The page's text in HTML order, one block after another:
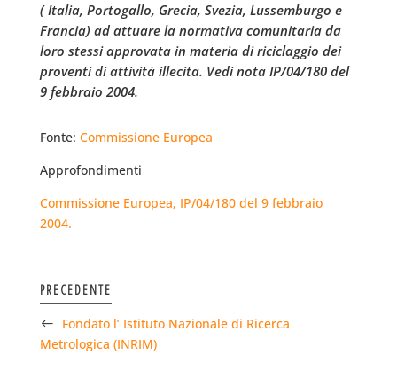
( Italia, Portogallo, Grecia, Svezia, Lussemburgo e
Francia) ad attuare la normativa comunitaria da
loro stessi approvata in materia di riciclaggio dei
proventi di attività illecita. Vedi nota IP/04/180 del
9 febbraio 2004.
Fonte: Commissione Europea
Approfondimenti
Commissione Europea, IP/04/180 del 9 febbraio
2004.
PRECEDENTE
Fondato l’ Istituto Nazionale di Ricerca
Metrologica (INRIM)